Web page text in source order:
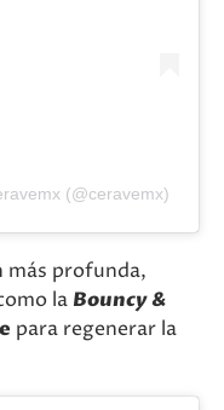
(@ceravemx)
más profunda,
la Bouncy &
para regenerar la